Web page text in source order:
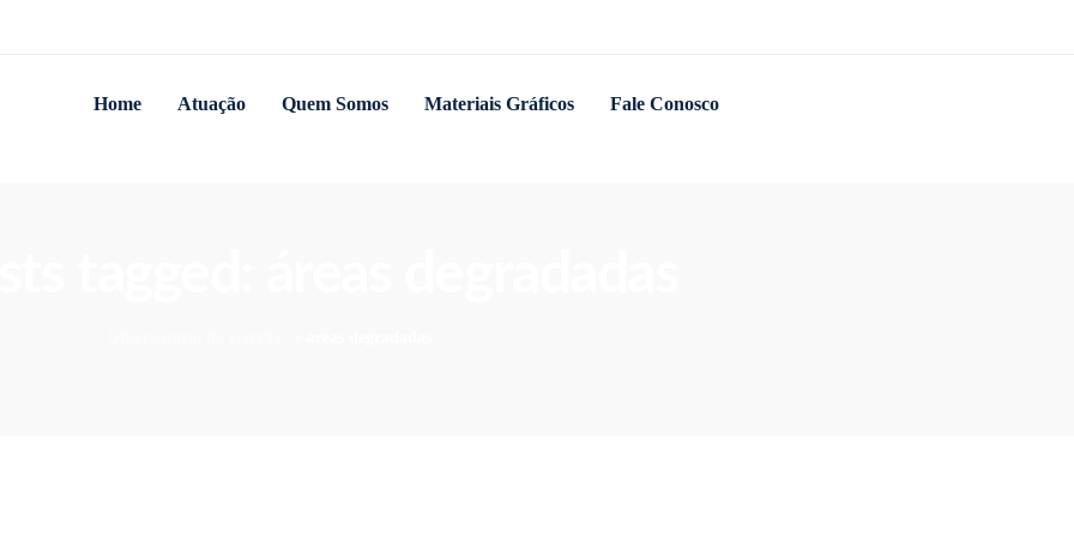
Home Atuação Quem Somos Materiais Gráficos Fale Conosco